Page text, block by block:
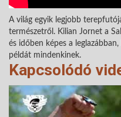
A világ egyik legjobb
természetről. Kilian Jornet a
és időben képes a
példát mindenkinek.
Kapcsolódó